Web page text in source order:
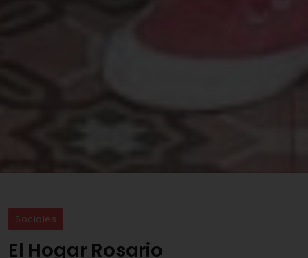
Sociales
El Hogar Rosario